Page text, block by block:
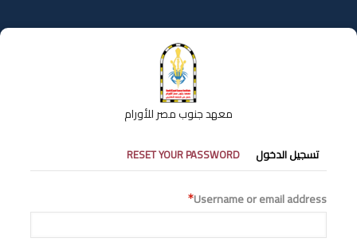
إلى
المحتوى
معهد جنوب مصر للأورام
التبويبات
الأساسية
تسجيل الدخول RESET YOUR PASSWORD
Username or email address